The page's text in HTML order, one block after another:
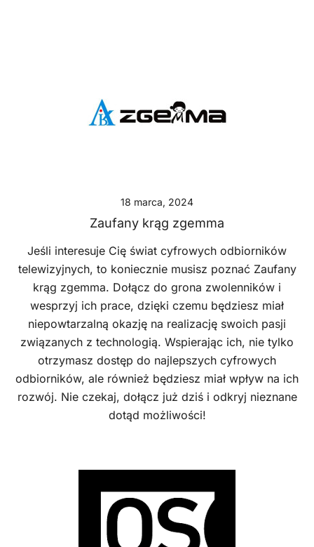
18 marca, 2024
Zaufany krąg zgemma
Jeśli interesuje Cię świat cyfrowych odbiorników
telewizyjnych, to koniecznie musisz poznać Zaufany
krąg zgemma. Dołącz do grona zwolenników i
wesprzyj ich prace, dzięki czemu będziesz miał
niepowtarzalną okazję na realizację swoich pasji
związanych z technologią. Wspierając ich, nie tylko
otrzymasz dostęp do najlepszych cyfrowych
odbiorników, ale również będziesz miał wpływ na ich
rozwój. Nie czekaj, dołącz już dziś i odkryj nieznane
dotąd możliwości!